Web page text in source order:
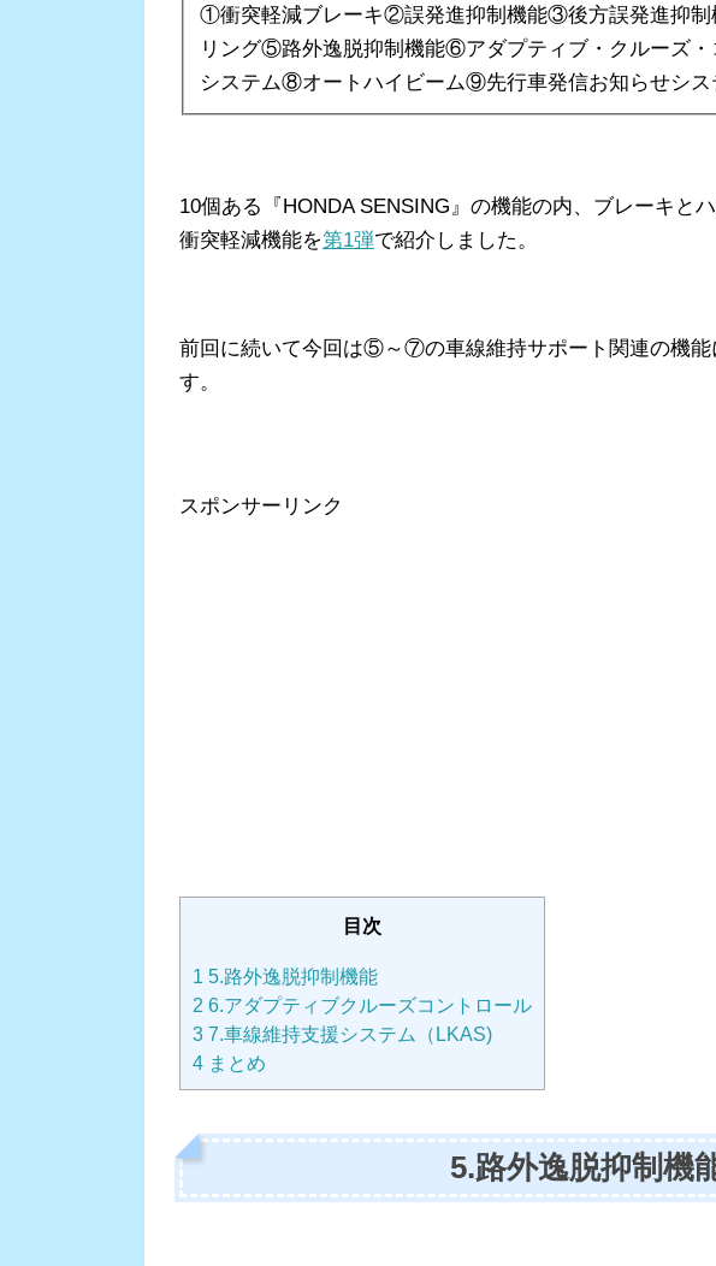
①衝突軽減ブレーキ②誤発進抑制機能③後方誤発進抑
リング⑤路外逸脱抑制機能⑥アダプティブ・クルーズ
システム⑧オートハイビーム⑨先行車発信お知らせシ
10個ある『HONDA SENSING』の機能の内、ブレーキと
衝突軽減機能を第1弾で紹介しました。
前回に続いて今回は⑤～⑦の車線維持サポート関連の機能
す。
スポンサーリンク
目次
1 5.路外逸脱抑制機能
2 6.アダプティブクルーズコントロール
3 7.車線維持支援システム（LKAS)
4 まとめ
5.路外逸脱抑制機